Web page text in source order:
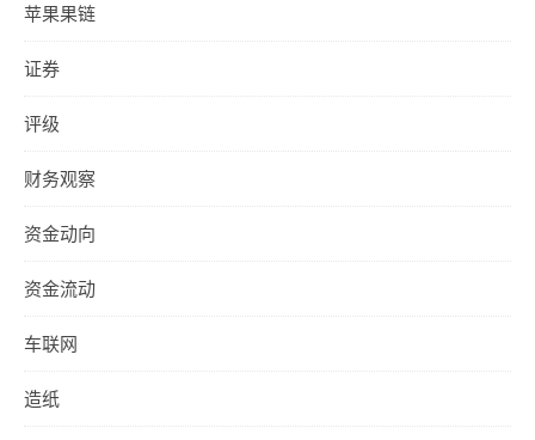
苹果果链
证券
评级
财务观察
资金动向
资金流动
车联网
造纸